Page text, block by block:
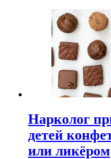
Нарколог
детей
или ликёром